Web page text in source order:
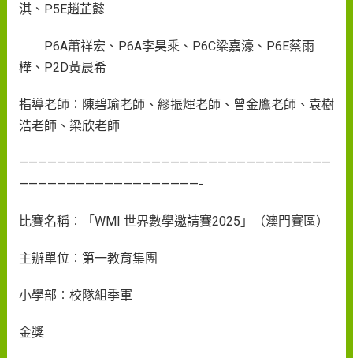
淇、P5E趙芷懿
P6A蕭祥宏、P6A李昊乘、P6C梁嘉濠、P6E蔡雨
樺、P2D黃晨希
指導老師︰陳碧瑜老師、繆振煇老師、曾金鷹老師、袁樹
浩老師、梁欣老師
—————————————————————————————————
———————————————————-
比賽名稱︰「WMI 世界數學邀請賽2025」（澳門賽區）
主辦單位︰第一教育集團
小學部︰校隊組季軍
金獎